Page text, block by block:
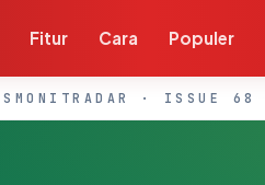
Fitur Cara Populer
· ISSUE 68